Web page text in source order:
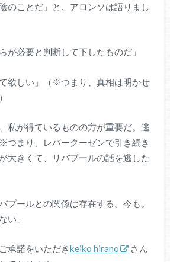
のことだ」と、アロンソは語りまし
が必要と判断して下したものだ」
欲しい」（※つまり、真相は明かせ
私が得ているものの方が重要だ。逃
つまり、レバークーゼンで引き続き
大きくて、リバプールの話を逃した
プールとの関係は存在する。今も。
い」
承諾をいただきkeiko hirano
さん